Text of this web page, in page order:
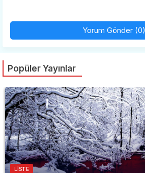
Yorum Gönder (0)
Popüler Yayınlar
LISTE